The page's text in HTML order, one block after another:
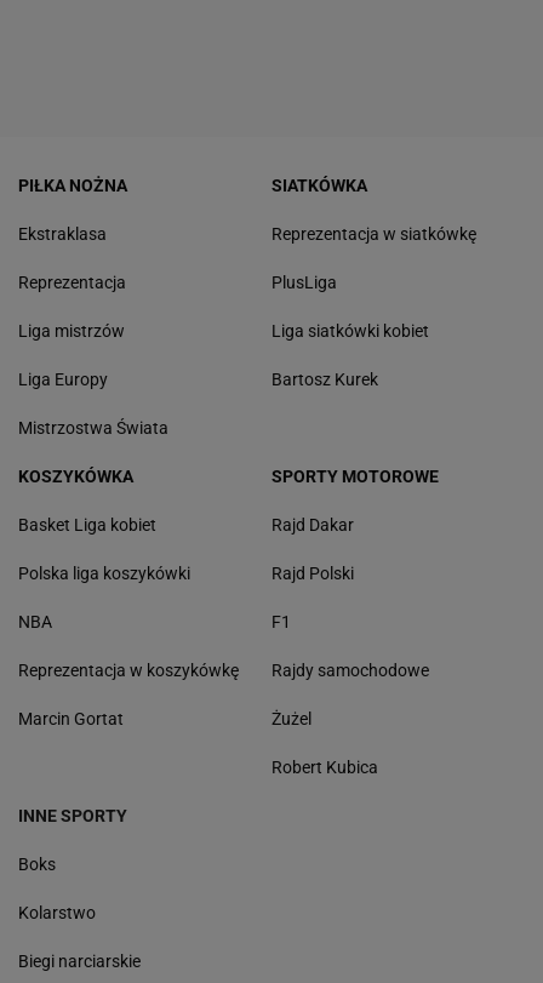
PIŁKA NOŻNA
Ekstraklasa
Reprezentacja
Liga mistrzów
Liga Europy
Mistrzostwa Świata
SIATKÓWKA
Reprezentacja w siatkówkę
PlusLiga
Liga siatkówki kobiet
Bartosz Kurek
KOSZYKÓWKA
Basket Liga kobiet
Polska liga koszykówki
NBA
Reprezentacja w koszykówkę
Marcin Gortat
SPORTY MOTOROWE
Rajd Dakar
Rajd Polski
F1
Rajdy samochodowe
Żużel
Robert Kubica
INNE SPORTY
Boks
Kolarstwo
Biegi narciarskie